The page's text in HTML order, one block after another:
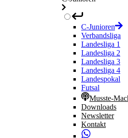
C-Junioren
Verbandsliga
Landesliga 1
Landesliga 2
Landesliga 3
Landesliga 4
Landespokal
Futsal
Musste-
Downloads
Newsletter
Kontakt